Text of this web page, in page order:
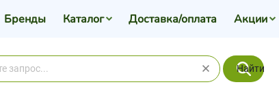
Найти
Бренды Каталог Доставка/оплата Акции